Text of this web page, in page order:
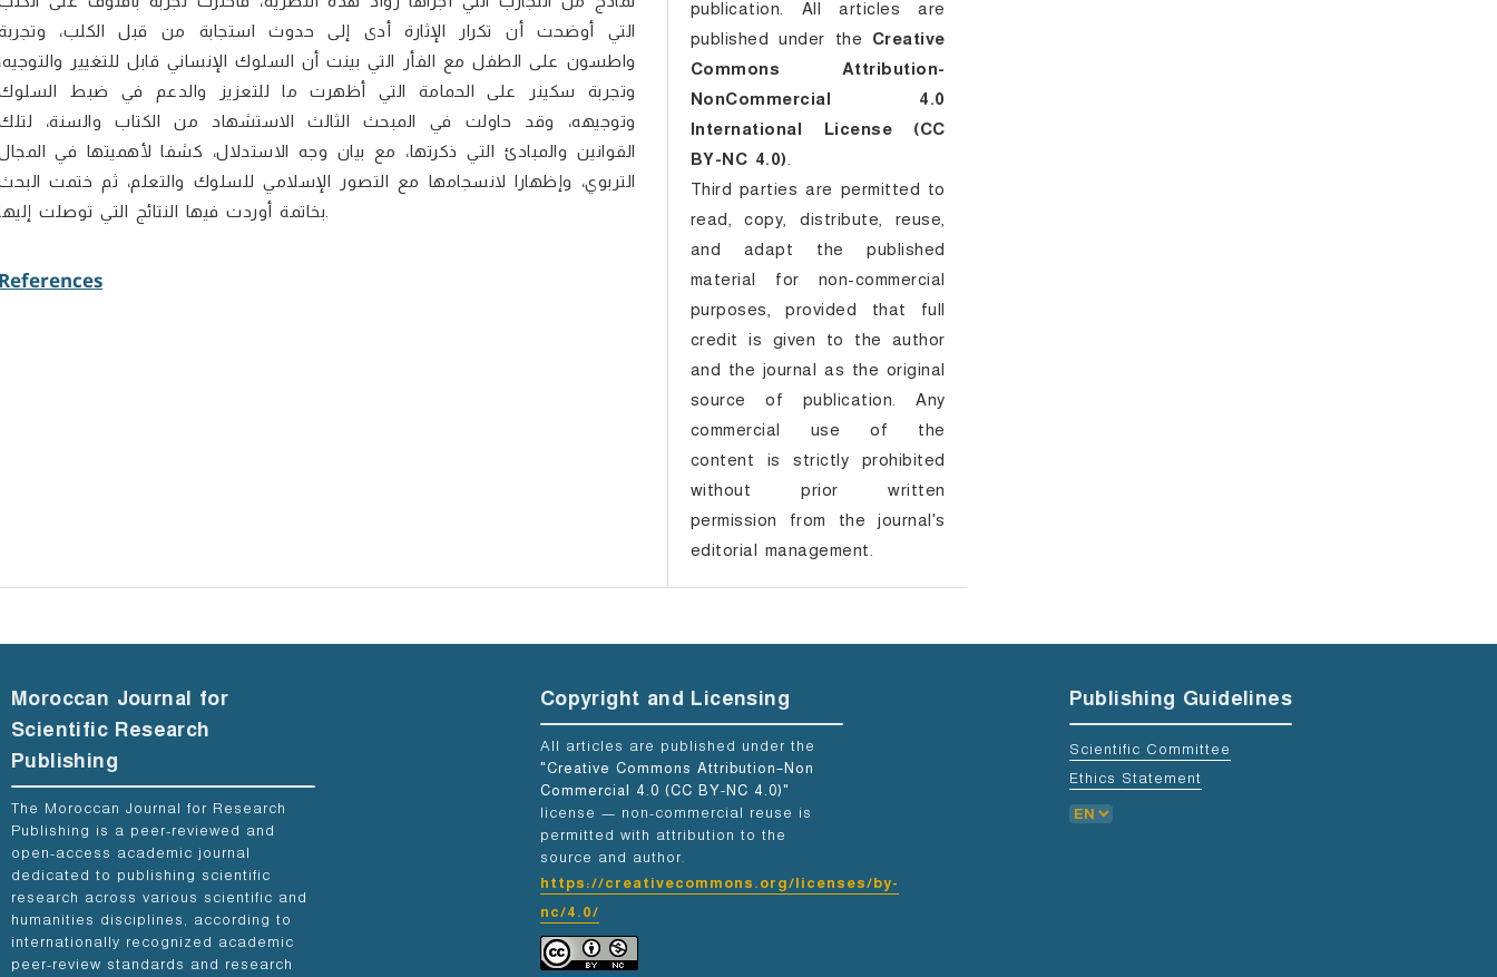
التي أوضحت أن تكرار الإثارة أدى إلى حدوث استجابة من قبل الكلب،
واطسون على الطفل مع الفأر التي بينت أن السلوك الإنساني قابل للتغيير
وتجربة سكينر على الحمامة التي أظهرت ما للتعزيز والدعم في ضبط
وتوجيهه، وقد حاولت في المبحث الثالث الاستشهاد من الكتاب والسنة،
القوانين والمبادئ التي ذكرتها، مع بيان وجه الاستدلال، كشفا لأهميتها في
التربوي، وإظهارا لانسجامها مع التصور الإسلامي للسلوك والتعلم، ثم ختمت
publication. All articles are
published under the Creative
Commons Attribution-
NonCommercial 4.0
International License (CC
BY-NC 4.0).
Third parties are permitted to
read, copy, distribute, reuse,
and adapt the published
material for non-commercial
purposes, provided that full
credit is given to the author
and the journal as the original
source of publication. Any
commercial use of the
content is strictly prohibited
without prior written
permission from the journal's
editorial management.
Moroccan Journal for
Scientific Research
Publishing
The Moroccan Journal for Research
Publishing is a peer-reviewed and
open-access academic journal
dedicated to publishing scientific
research across various scientific and
humanities disciplines, according to
internationally recognized academic
peer-review standards and research
Copyright and Licensing
All articles are published under the
"Creative Commons Attribution–Non
Commercial 4.0 (CC BY-NC 4.0)"
license — non-commercial reuse is
permitted with attribution to the
source and author.
https://creativecommons.org/licenses/by-
nc/4.0/
Publishing Guidelines
Scientific Committee
Ethics Statement